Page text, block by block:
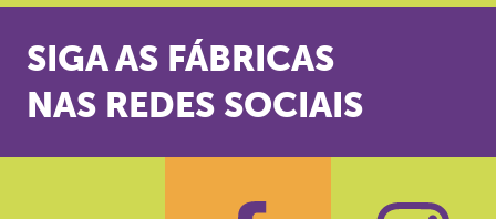
SIGA AS FÁBRICAS
NAS REDES SOCIAIS